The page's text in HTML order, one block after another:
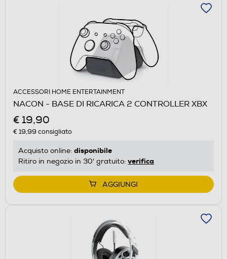
ACCESSORI HOME ENTERTAINMENT
NACON - BASE DI RICARICA 2 CONTROLLER XBX
€ 19,90
€ 19,99 consigliato
Acquisto online: disponibile
Ritiro in negozio in 30' gratuito: verifica
AGGIUNGI